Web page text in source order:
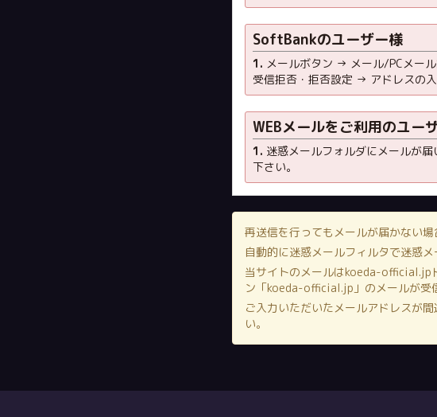
SoftBankのユーザー様
1. メールボタン → メール/PCメー
受信拒否・拒否設定 → アドレスの
WEBメールをご利用のユー
1. 迷惑メールフォルダにメールが
下さい。
再送信を行ってもメールが届かない場
自動的に迷惑メールフィルタで迷惑
当サイトのメールはkoeda-official.jp
ン「koeda-official.jp」のメールが受
ご入力いただいたメールアドレスが
い。